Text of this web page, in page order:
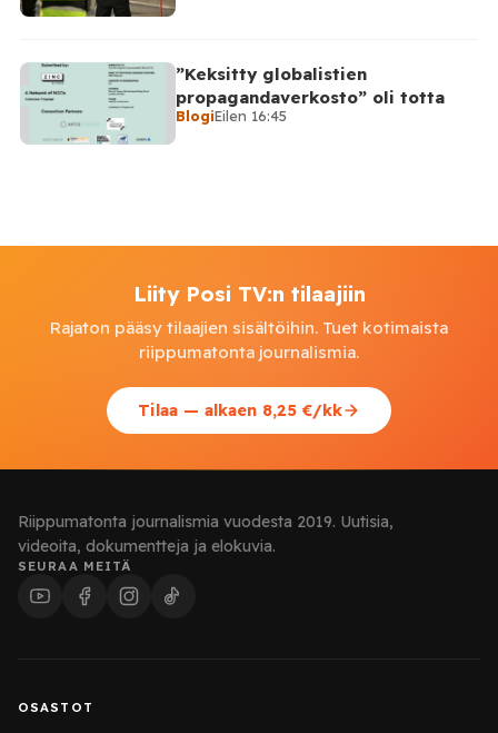
”Keksitty globalistien
propagandaverkosto” oli totta
BlogiEilen 16:45
Liity Posi TV:n tilaajiin
Rajaton pääsy tilaajien sisältöihin. Tuet kotimaista
riippumatonta journalismia.
Tilaa — alkaen 8,25 €/kk
Riippumatonta journalismia vuodesta 2019. Uutisia,
videoita, dokumentteja ja elokuvia.
SEURAA MEITÄ
OSASTOT